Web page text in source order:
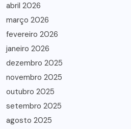
abril 2026
março 2026
fevereiro 2026
janeiro 2026
dezembro 2025
novembro 2025
outubro 2025
setembro 2025
agosto 2025